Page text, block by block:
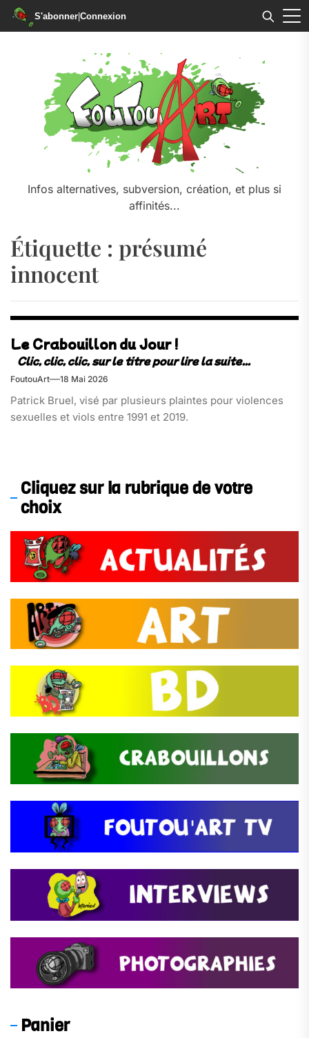
S'abonner|Connexion
Infos alternatives, subversion, création, et plus si
affinités...
Étiquette : présumé
innocent
Le Crabouillon du Jour !
FoutouArt 18 Mai 2026
Patrick Bruel, visé par plusieurs plaintes pour violences
sexuelles et viols entre 1991 et 2019.
Cliquez sur la rubrique de votre
choix
Panier